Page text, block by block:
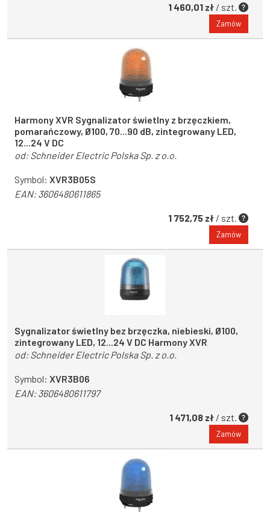
1 460,01 zł / szt.
Zamów
Harmony XVR Sygnalizator świetlny z brzęczkiem,
pomarańczowy, Ø100, 70...90 dB, zintegrowany LED,
12...24 V DC
od:Schneider Electric Polska Sp. z o.o.
Symbol: XVR3B05S
EAN:3606480611865
1 752,75 zł / szt.
Zamów
Sygnalizator świetlny bez brzęczka, niebieski, Ø100,
zintegrowany LED, 12...24 V DC Harmony XVR
od:Schneider Electric Polska Sp. z o.o.
Symbol: XVR3B06
EAN:3606480611797
1 471,08 zł / szt.
Zamów